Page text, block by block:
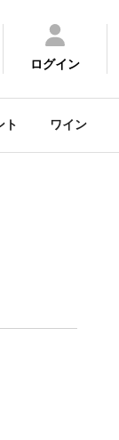
ログイン
ト ワイン